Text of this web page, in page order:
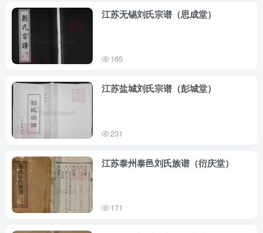
江苏无锡刘氏宗谱（思成堂）
165
江苏盐城刘氏宗谱（彭城堂）
231
江苏泰州泰邑刘氏族谱（衍庆堂）
171